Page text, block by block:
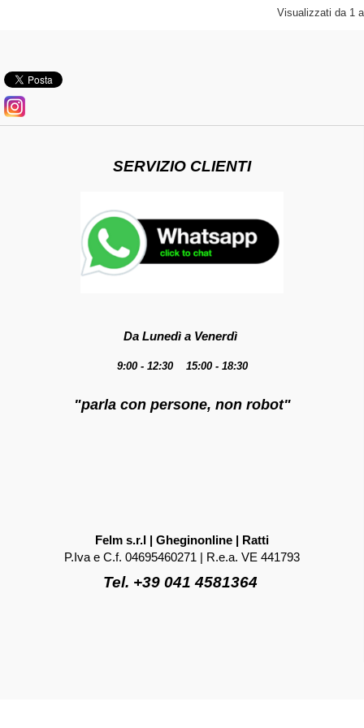
Visualizzati da 1 a
SERVIZIO CLIENTI
Da Lunedì a Venerdì
9:00 - 12:30 15:00 - 18:30
"parla con persone, non robot"
Felm s.r.l | Gheginonline | Ratti
P.Iva e C.f. 04695460271 | R.e.a. VE 441793
Tel. +39 041 4581364